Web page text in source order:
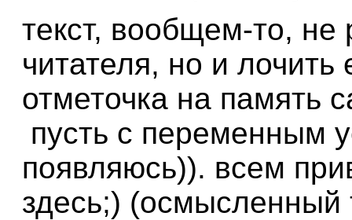
текст, вообщем-то, не
читателя, но и
отметочка на память
пусть с переменным
появляюсь)). всем
здесь;) (осмысленный